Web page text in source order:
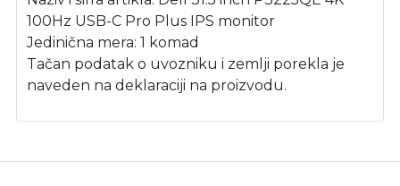
100Hz USB-C Pro Plus IPS monitor
Jedinična mera: 1 komad
Tačan podatak o uvozniku i zemlji porekla je
naveden na deklaraciji na proizvodu.